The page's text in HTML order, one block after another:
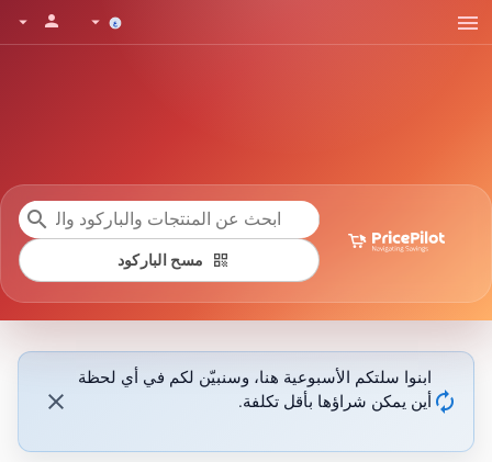
menu
arrow_drop_down
person
arrow_drop_down
search
qr_code مسح الباركود
autorenew
ابنوا سلتكم الأسبوعية هنا، وسنبيّن لكم في أي لحظة
أين يمكن شراؤها بأقل تكلفة.
close